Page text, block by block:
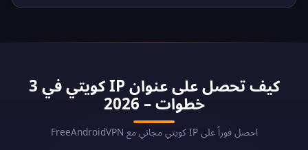
كيف تحصل على عنوان IP كويتي في 3
خطوات – 2026
احصل فوراً على IP كويتي مجاني مع FreeAndroidVPN